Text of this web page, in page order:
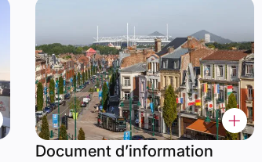
Document d’information